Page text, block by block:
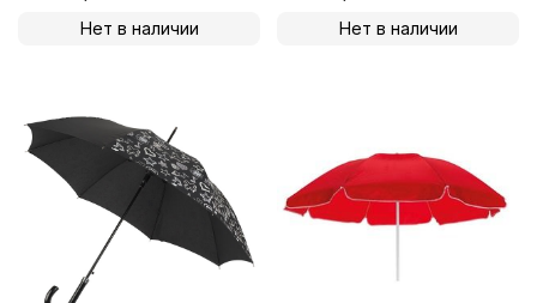
Нет в наличии Нет в наличии